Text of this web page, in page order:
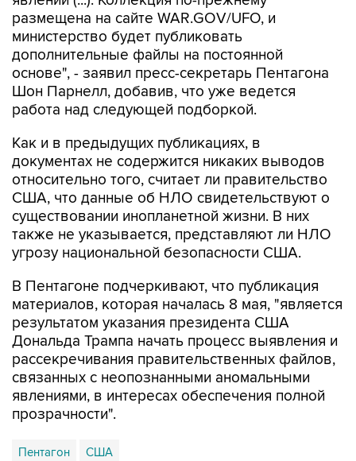
размещена на сайте WAR.GOV/UFO, и
министерство будет публиковать
дополнительные файлы на постоянной
основе", - заявил пресс-секретарь Пентагона
Шон Парнелл, добавив, что уже ведется
работа над следующей подборкой.
Как и в предыдущих публикациях, в
документах не содержится никаких выводов
относительно того, считает ли правительство
США, что данные об НЛО свидетельствуют о
существовании инопланетной жизни. В них
также не указывается, представляют ли НЛО
угрозу национальной безопасности США.
В Пентагоне подчеркивают, что публикация
материалов, которая началась 8 мая, "является
результатом указания президента США
Дональда Трампа начать процесс выявления и
рассекречивания правительственных файлов,
связанных с неопознанными аномальными
явлениями, в интересах обеспечения полной
прозрачности".
Пентагон США